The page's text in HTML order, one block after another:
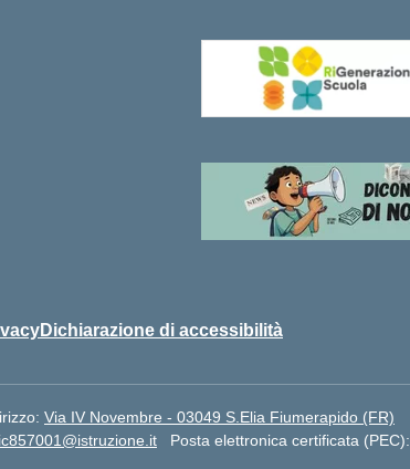
Dichiarazione di accessibilità
Via IV Novembre - 03049 S.Elia Fiumerapido (FR)
Posta elettronica certificata (PEC):